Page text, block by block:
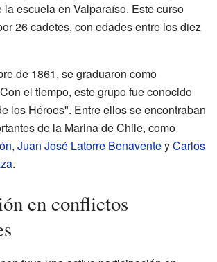
la escuela en Valparaíso. Este curso
26 cadetes, con edades entre los diez
de 1861, se graduaron como
el tiempo, este grupo fue conocido
los Héroes". Entre ellos se encontraban
de la Marina de Chile, como
, Juan José Latorre BenaventeyCarlos
.
en conflictos